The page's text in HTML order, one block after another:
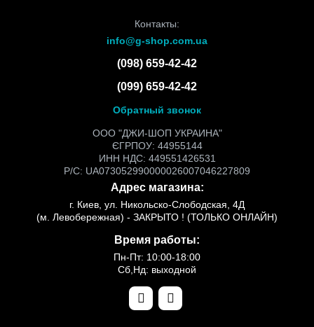
Контакты:
info@g-shop.com.ua
(098) 659-42-42
(099) 659-42-42
Обратный звонок
ООО "ДЖИ-ШОП УКРАИНА"
ЄГРПОУ: 44955144
ИНН НДС: 449551426531
Р/С: UA073052990000026007046227809
Адрес магазина:
г. Киев, ул. Никольско-Слободская, 4Д
(м. Левобережная) - ЗАКРЫТО ! (ТОЛЬКО ОНЛАЙН)
Время работы:
Пн-Пт: 10:00-18:00
Сб,Нд: выходной